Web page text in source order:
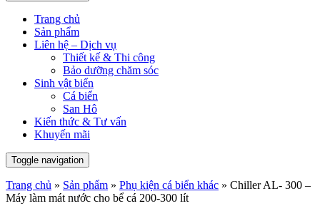
Trang chủ
Sản phẩm
Liên hệ – Dịch vụ
Thiết kế & Thi công
Bảo dưỡng chăm sóc
Sinh vật biển
Cá biển
San Hô
Kiến thức & Tư vấn
Khuyến mãi
Toggle navigation
Trang chủ » Sản phẩm » Phụ kiện cá biển khác » Chiller AL- 300 –
Máy làm mát nước cho bể cá 200-300 lít